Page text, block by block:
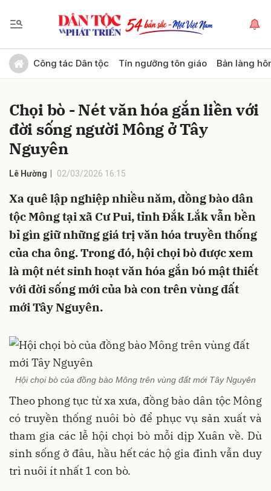
Công tác Dân tộc Tín ngưỡng tôn giáo Bản làng
Chọi bò - Nét văn hóa gắn liền với
đời sống người Mông ở Tây
Nguyên
Lê Hường 02/03/2026 16:15
Xa quê lập nghiệp nhiều năm, đồng bào dân
tộc Mông tại xã Cư Pui, tỉnh Đắk Lắk vẫn bền
bỉ gìn giữ những giá trị văn hóa truyền thống
của cha ông. Trong đó, hội chọi bò được xem
là một nét sinh hoạt văn hóa gắn bó mật thiết
với đời sống mới của bà con trên vùng đất
mới Tây Nguyên.
Hội chọi bò của đồng bào Mông trên vùng đất mới Tây Nguyên
Theo phong tục từ xa xưa, đồng bào dân tộc Mông
có truyền thống nuôi bò để phục vụ sản xuất và
tham gia các lễ hội chọi bò mỗi dịp Xuân về. Dù
sinh sống ở đâu, hầu hết các hộ gia đình vẫn duy
trì nuôi ít nhất 1 con bò.
Gửi bình luận